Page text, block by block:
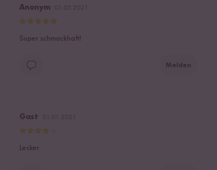
Anonym
Super schmackhaft!
Melden
Gast
Lecker